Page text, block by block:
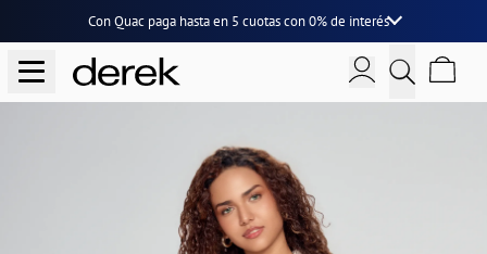
Con Quac paga hasta en 5 cuotascon0% de interés